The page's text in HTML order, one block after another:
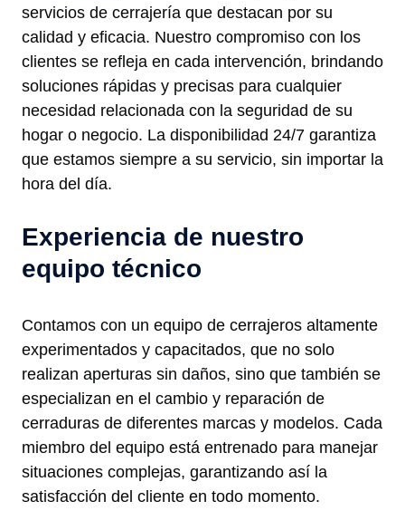
servicios de cerrajería que destacan por su
calidad y eficacia. Nuestro compromiso con los
clientes se refleja en cada intervención, brindando
soluciones rápidas y precisas para cualquier
necesidad relacionada con la seguridad de su
hogar o negocio. La disponibilidad 24/7 garantiza
que estamos siempre a su servicio, sin importar la
hora del día.
Experiencia de nuestro
equipo técnico
Contamos con un equipo de cerrajeros altamente
experimentados y capacitados, que no solo
realizan aperturas sin daños, sino que también se
especializan en el cambio y reparación de
cerraduras de diferentes marcas y modelos. Cada
miembro del equipo está entrenado para manejar
situaciones complejas, garantizando así la
satisfacción del cliente en todo momento.